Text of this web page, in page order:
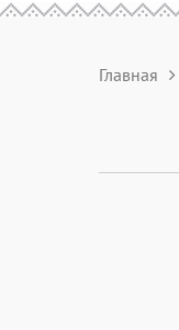
Главная